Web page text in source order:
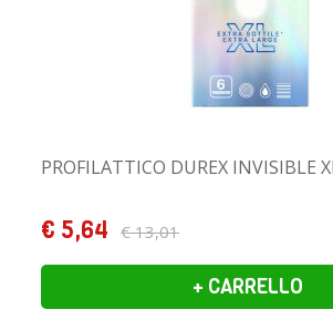
PROFILATTICO DUREX INVISIBLE
€ 5,64 € 13,01
+ CARRELLO